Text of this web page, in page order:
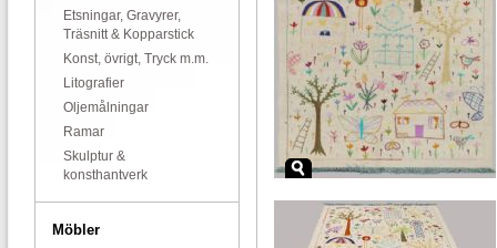
Etsningar, Gravyrer,
Träsnitt & Kopparstick
Konst, övrigt, Tryck m.m.
Litografier
Oljemålningar
Ramar
Skulptur &
konsthantverk
Möbler